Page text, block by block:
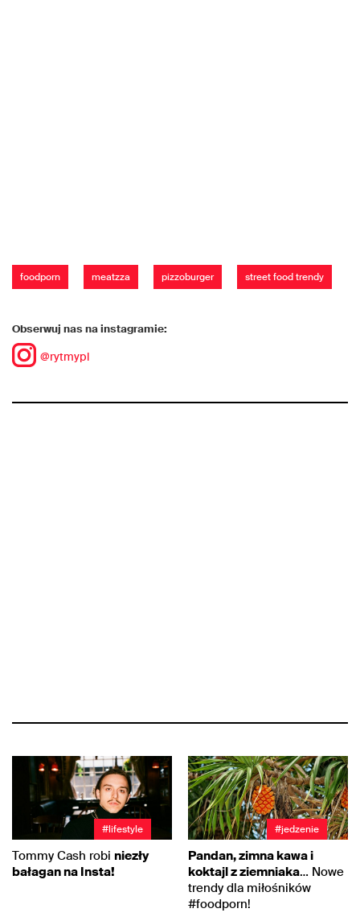
foodporn meatzza pizzoburger street food trendy
Obserwuj nas na instagramie:
@rytmypl
#lifestyle
Tommy Cash robi niezły
bałagan na Insta!
#jedzenie
Pandan, zimna kawa i
koktajl z ziemniaka… Nowe
trendy dla miłośników
#foodporn!